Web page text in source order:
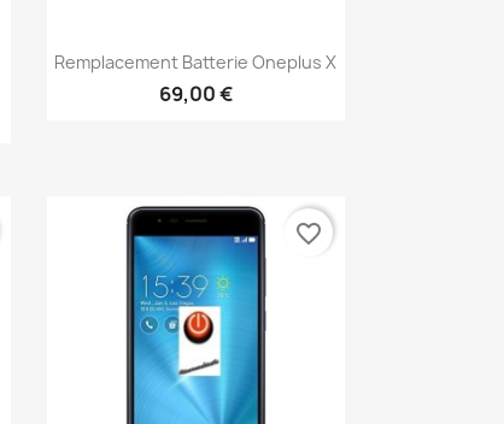
Aperçu rapide
Remplacement Batterie Oneplus X
69,00 €
favorite_border